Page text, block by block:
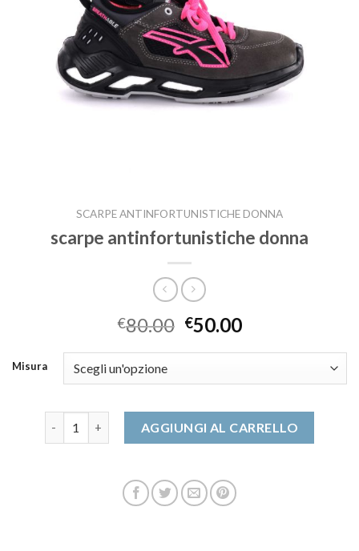
SCARPE ANTINFORTUNISTICHE DONNA
scarpe antinfortunistiche donna
€80.00 €50.00
Misura
AGGIUNGI AL CARRELLO